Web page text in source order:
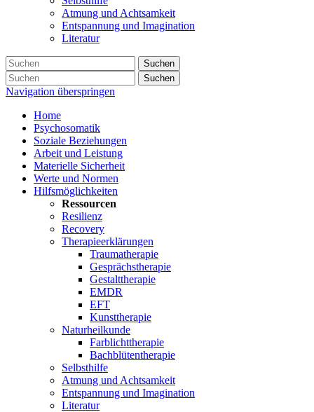
Atmung und Achtsamkeit
Entspannung und Imagination
Literatur
Suchen
Suchen
Navigation überspringen
Home
Psychosomatik
Soziale Beziehungen
Arbeit und Leistung
Materielle Sicherheit
Werte und Normen
Hilfsmöglichkeiten
Ressourcen
Resilienz
Recovery
Therapieerklärungen
Traumatherapie
Gesprächstherapie
Gestalttherapie
EMDR
EFT
Kunsttherapie
Naturheilkunde
Farblichttherapie
Bachblütentherapie
Selbsthilfe
Atmung und Achtsamkeit
Entspannung und Imagination
Literatur